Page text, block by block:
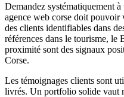
Demandez systématiquement
agence web corse doit pouvoir
des clients identifiables dans
références dans le tourisme, le
proximité sont des signaux
Corse.
Les témoignages clients sont
livrés. Un portfolio solide vaut